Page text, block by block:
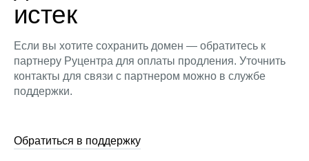
истек
Если вы хотите сохранить домен — обратитесь к
партнеру Руцентра для оплаты продления. Уточнить
контакты для связи с партнером можно в службе
поддержки.
Обратиться в поддержку